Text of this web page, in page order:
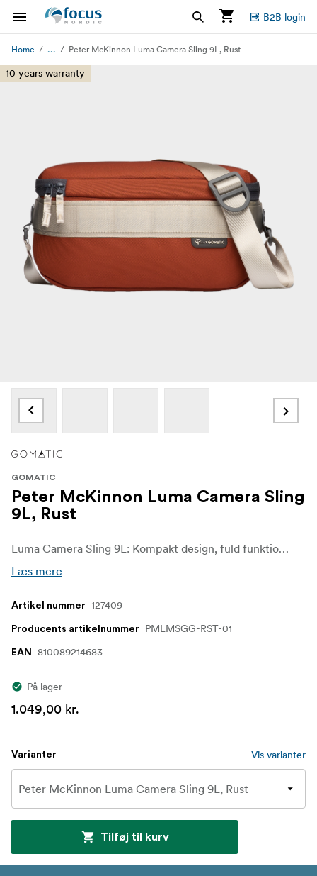
B2B login
Home ... Peter McKinnon Luma Camera Sling 9L, Rust
10 years warranty
GOMATIC
Peter McKinnon Luma Camera Sling
9L, Rust
Luma Camera Sling 9L: Kompakt design, fuld funktionalitet. Ideel til mindre udstyrsopsætninger. Har drejelige nitter, et design med flere lommer og magnetisk sikkerhed. Fire farvevalg, der passer til din stil. En overlegen konstruktion til den kræsne fotograf på farten.
Læs mere
Artikel nummer 127409
Producents artikelnummer PMLMSGG-RST-01
EAN 810089214683
På lager
1.049,00 kr.
Varianter Vis varianter
Tilføj til kurv